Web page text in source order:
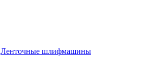
Ленточные шлифмашины